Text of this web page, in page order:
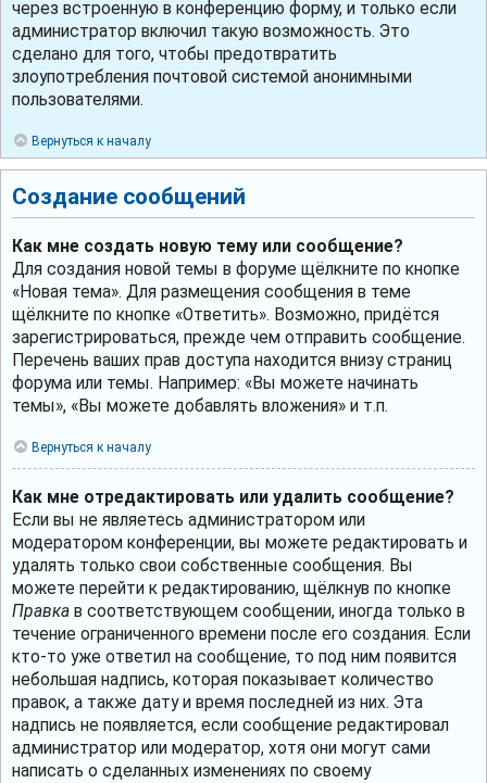
через встроенную в конференцию форму, и только если
администратор включил такую возможность. Это
сделано для того, чтобы предотвратить
злоупотребления почтовой системой анонимными
пользователями.
Вернуться к началу
Создание сообщений
Как мне создать новую тему или сообщение?
Для создания новой темы в форуме щёлкните по кнопке
«Новая тема». Для размещения сообщения в теме
щёлкните по кнопке «Ответить». Возможно, придётся
зарегистрироваться, прежде чем отправить сообщение.
Перечень ваших прав доступа находится внизу страниц
форума или темы. Например: «Вы можете начинать
темы», «Вы можете добавлять вложения» и т.п.
Вернуться к началу
Как мне отредактировать или удалить сообщение?
Если вы не являетесь администратором или
модератором конференции, вы можете редактировать и
удалять только свои собственные сообщения. Вы
можете перейти к редактированию, щёлкнув по кнопке
Правка в соответствующем сообщении, иногда только в
течение ограниченного времени после его создания. Если
кто-то уже ответил на сообщение, то под ним появится
небольшая надпись, которая показывает количество
правок, а также дату и время последней из них. Эта
надпись не появляется, если сообщение редактировал
администратор или модератор, хотя они могут сами
написать о сделанных изменениях по своему